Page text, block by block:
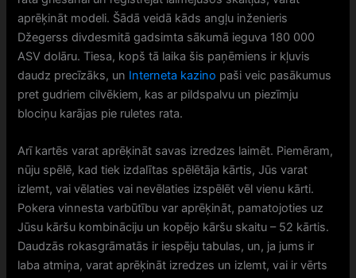
aprēķināt modeli. Šādā veidā kāds angļu inženieris
Džegerss divdesmitā gadsimta sākumā ieguva 180 000
ASV dolāru. Tiesa, kopš tā laika šis paņēmiens ir kļuvis
daudz precīzāks, un Interneta kazino paši veic pasākumus
pret gudriem cilvēkiem, kas ar pildspalvu un piezīmju
blociņu karājas pie ruletes rata.
Arī kartēs varat aprēķināt savas izredzes laimēt. Piemēram,
nūju spēlē, kad tiek izdalītas spēlētāja kārtis, Jūs varat
izlemt, vai vēlaties vai nevēlaties izspēlēt vēl vienu kārti.
Pokera vinnesta varbūtību var aprēķināt, pamatojoties uz
Jūsu kāršu kombināciju un kopējo kāršu skaitu – 52 kārtis.
Daudzās rokasgrāmatās ir iespēju tabulas, un, ja jums ir
laba atmiņa, varat aprēķināt izredzes un izlemt, vai ir vērts